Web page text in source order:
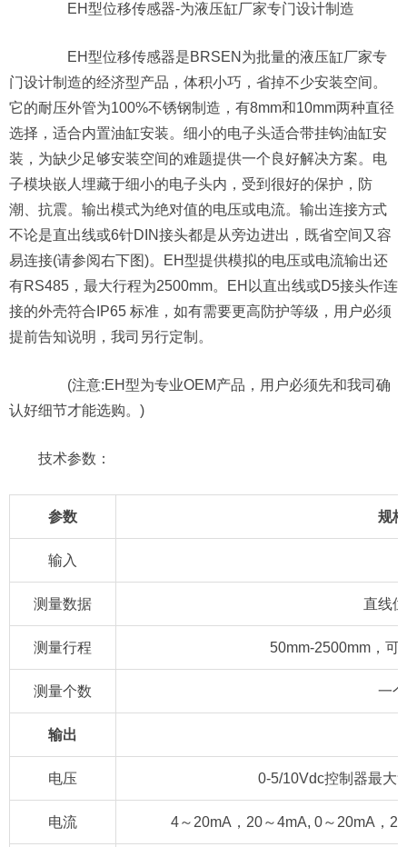
EH型位移传感器-为液压缸厂家专门设计制造
EH型位移传感器是BRSEN为批量的液压缸厂家专
门设计制造的经济型产品，体积小巧，省掉不少安装空间。
它的耐压外管为100%不锈钢制造，有8mm和10mm两种直径
选择，适合内置油缸安装。细小的电子头适合带挂钩油缸安
装，为缺少足够安装空间的难题提供一个良好解决方案。电
子模块嵌人埋藏于细小的电子头内，受到很好的保护，防
潮、抗震。输出模式为绝对值的电压或电流。输出连接方式
不论是直出线或6针DIN接头都是从旁边进出，既省空间又容
易连接(请参阅右下图)。EH型提供模拟的电压或电流输出还
有RS485，最大行程为2500mm。EH以直出线或D5接头作连
接的外壳符合IP65 标准，如有需要更高防护等级，用户必须
提前告知说明，我司另行定制。
(注意:EH型为专业OEM产品，用户必须先和我司确
认好细节才能选购。)
技术参数：
参数 规格
输入
测量数据 直线
测量行程 50mm-2500mm，可
测量个数 一个
输出
电压 0-5/10Vdc控制器最大
电流 4～20mA，20～4mA, 0～20mA，